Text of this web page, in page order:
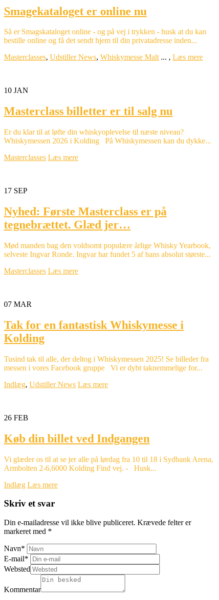
Smagekataloget er online nu
Så er Smagskataloget online - og på vej i trykken - husk at du kan
bestille online og få det sendt hjem til din privatadresse inden...
Masterclasses, Udstiller News, Whiskymesse Malt ... , Læs mere
10 JAN
Masterclass billetter er til salg nu
Er du klar til at løfte din whiskyoplevelse til næste niveau?
Whiskymessen 2026 i Kolding På Whiskymessen kan du dykke...
Masterclasses Læs mere
17 SEP
Nyhed: Første Masterclass er på
tegnebrættet. Glæd jer…
Mød manden bag den voldsomt populære årlige Whisky Yearbook,
selveste Ingvar Ronde. Ingvar har fundet 5 af hans absolut største...
Masterclasses Læs mere
07 MAR
Tak for en fantastisk Whiskymesse i
Kolding
Tusind tak til alle, der deltog i Whiskymessen 2025! Se billeder fra
messen i vores Facebook gruppe Vi er dybt taknemmelige for...
Indlæg, Udstiller News Læs mere
26 FEB
Køb din billet ved Indgangen
Vi glæder os til at se jer alle på lørdag fra 10 til 18 i Sydbank Arena,
Armbolten 2-6,6000 Kolding Find vej. - Husk...
Indlæg Læs mere
Skriv et svar
Din e-mailadresse vil ikke blive publiceret. Krævede felter er
markeret med *
Navn*
E-mail*
Websted
Kommentar